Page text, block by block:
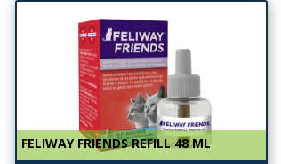
FELIWAY FRIENDS REFILL 48 ML